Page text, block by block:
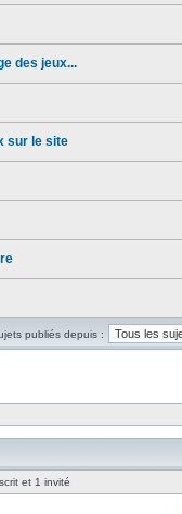
des jeux...
sur le site
publiés depuis :
et 1 invité